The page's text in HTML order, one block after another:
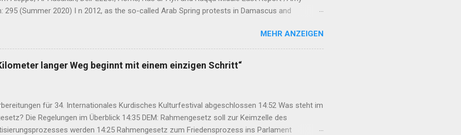
295 (Summer 2020) I n 2012, as the so-called Arab Spring protests in Damascus and
guns on rebels in the south. Into the vacuum stepped the Democratic Union Party (Partiya
or PYD) and their armed wing, the People’s Protection Units (Yekîneyên Parastina Gel, or YPG)
Autonomous Administration in three cantons: Afrin, Kobane and Jazira.
the three cantons that declared self-rule were not even connected to each o...
MEHR ANZEIGEN
langer Weg beginnt mit einem einzigen Schritt“
für 34. Internationales Kurdisches Kulturfestival abgeschlossen 14:52 Was steht im
Die Regelungen im Überblick 14:35 DEM: Rahmengesetz soll zur Keimzelle des
werden 14:25 Rahmengesetz zum Friedensprozess ins Parlament